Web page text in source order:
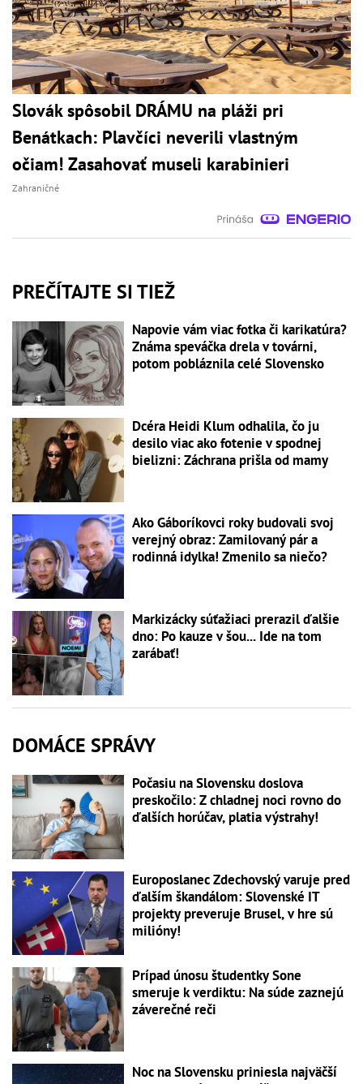
Slovák spôsobil DRÁMU na pláži pri
Benátkach: Plavčíci neverili vlastným
očiam! Zasahovať museli karabinieri
Zahraničné
PREČÍTAJTE SI TIEŽ
Napovie vám viac fotka či karikatúra?
Známa speváčka drela v továrni,
potom pobláznila celé Slovensko
Dcéra Heidi Klum odhalila, čo ju
desilo viac ako fotenie v spodnej
bielizni: Záchrana prišla od mamy
Ako Gáboríkovci roky budovali svoj
verejný obraz: Zamilovaný pár a
rodinná idylka! Zmenilo sa niečo?
Markizácky súťažiaci prerazil ďalšie
dno: Po kauze v šou... Ide na tom
zarábať!
DOMÁCE SPRÁVY
Počasiu na Slovensku doslova
preskočilo: Z chladnej noci rovno do
ďalších horúčav, platia výstrahy!
Europoslanec Zdechovský varuje pred
ďalším škandálom: Slovenské IT
projekty preveruje Brusel, v hre sú
milióny!
Prípad únosu študentky Sone
smeruje k verdiktu: Na súde zaznejú
záverečné reči
Noc na Slovensku priniesla najväčší